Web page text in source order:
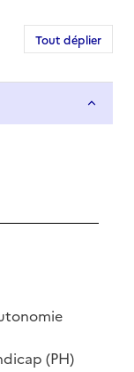
Tout déplier
(PH)